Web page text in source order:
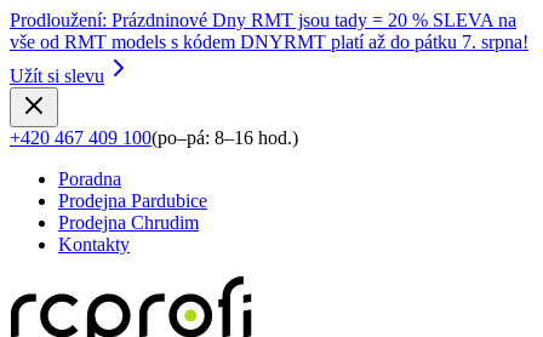
Prodloužení: Prázdninové Dny RMT jsou tady = 20 % SLEVA na
vše od RMT models s kódem DNYRMT platí až do pátku 7. srpna!
Užít si slevu
+420 467 409 100(po–pá: 8–16 hod.)
Poradna
Prodejna Pardubice
Prodejna Chrudim
Kontakty